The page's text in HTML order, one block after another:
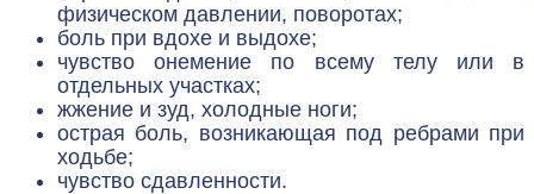
физическом давлении, поворотах;
боль при вдохе и выдохе;
чувство онемение по всему телу или в
отдельных участках;
жжение и зуд, холодные ноги;
острая боль, возникающая под ребрами при
ходьбе;
чувство сдавленности.